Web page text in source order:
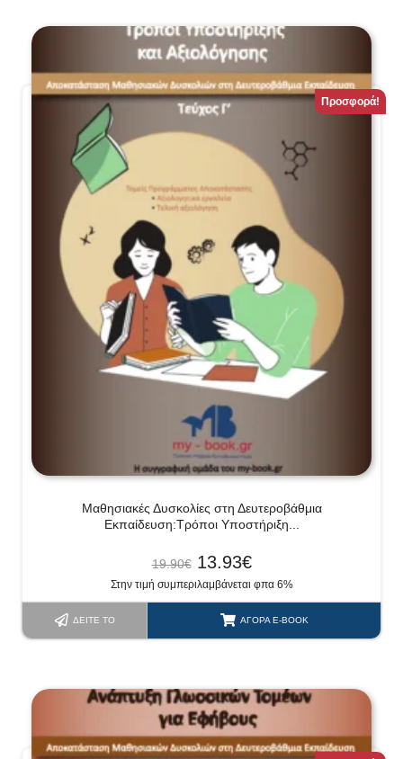
Προσφορά!
Μαθησιακές Δυσκολίες στη Δευτεροβάθμια
Εκπαίδευση:Τρόποι Υποστήριξη...
19.90€ 13.93€
Στην τιμή συμπεριλαμβάνεται φπα 6%
ΔΕΊΤΕ ΤΟ ΑΓΟΡΆ E-BOOK